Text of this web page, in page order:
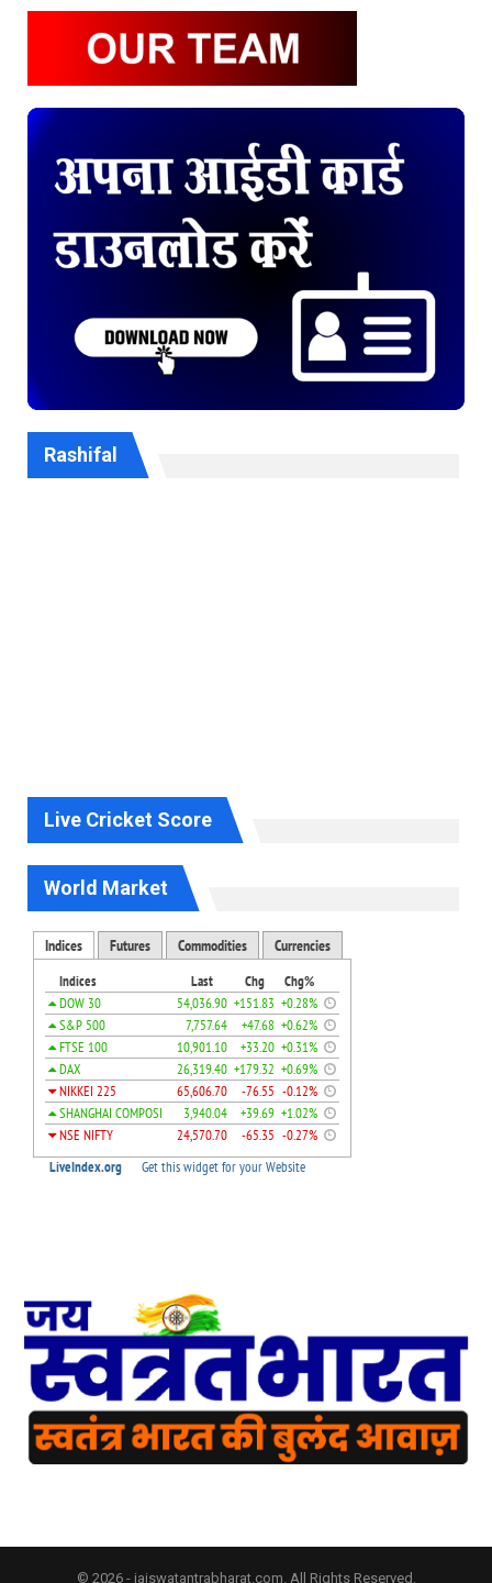
Rashifal
Live Cricket Score
World Market
© 2026 - jaiswatantrabharat.com. All Rights Reserved.